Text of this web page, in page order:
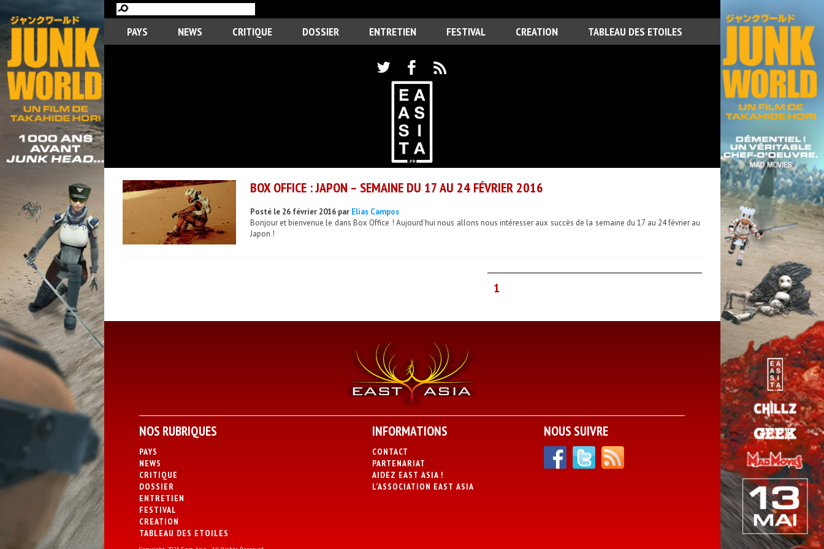
PAYS NEWS CRITIQUE DOSSIER ENTRETIEN FESTIVAL CREATION TABLEAU DES ETOILES
BOX OFFICE : JAPON – SEMAINE DU 17 AU 24 FÉVRIER 2016
Posté le 26 février 2016 par Elias Campos
Bonjour et bienvenue le dans Box Office ! Aujourd'hui nous allons nous intéresser aux succès de la semaine du 17 au 24 février au
Japon !
1
NOS RUBRIQUES
PAYS
NEWS
CRITIQUE
DOSSIER
ENTRETIEN
FESTIVAL
CREATION
TABLEAU DES ETOILES
INFORMATIONS
CONTACT
PARTENARIAT
AIDEZ EAST ASIA !
L’ASSOCIATION EAST ASIA
NOUS SUIVRE